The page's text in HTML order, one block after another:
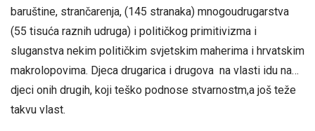
baruštine, strančarenja, (145 stranaka) mnogoudrugarstva
(55 tisuća raznih udruga) i političkog primitivizma i
sluganstva nekim političkim svjetskim maherima i hrvatskim
makrolopovima. Djeca drugarica i drugova na vlasti idu na…
djeci onih drugih, koji teško podnose stvarnostm,a još teže
takvu vlast.